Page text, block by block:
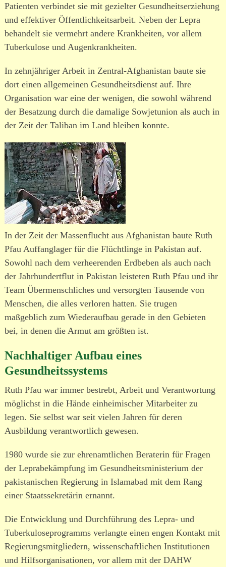
Patienten verbindet sie mit gezielter Gesundheitserziehung
und effek­tiver Öffentlichkeitsarbeit. Neben der Lepra
behandelt sie vermehrt andere Krankheiten, vor allem
Tuberkulose und Augenkrankheiten.
In zehn­jäh­riger Arbeit in Zentral-Afghanistan baute sie
dort einen allge­meinen Gesundheitsdienst auf. Ihre
Organisation war eine der wenigen, die sowohl während
der Besatzung durch die damalige Sowjetunion als auch in
der Zeit der Taliban im Land bleiben konnte.
In der Zeit der Massenflucht aus Afghanistan baute Ruth
Pfau Auffanglager für die Flüchtlinge in Pakistan auf.
Sowohl nach dem verhee­renden Erdbeben als auch nach
der Jahrhundertflut in Pakistan leis­teten Ruth Pfau und ihr
Team Übermenschliches und versorgten Tausende von
Menschen, die alles verloren hatten. Sie trugen
maßgeblich zum Wiederaufbau gerade in den Gebieten
bei, in denen die Armut am größten ist.
Nachhaltiger Aufbau eines
Gesundheitssystems
Ruth Pfau war immer bestrebt, Arbeit und Verantwortung
möglichst in die Hände einhei­mi­scher Mitarbeiter zu
legen. Sie selbst war seit vielen Jahren für deren
Ausbildung verant­wortlich gewesen.
1980 wurde sie zur ehren­amt­lichen Beraterin für Fragen
der Leprabekämpfung im Gesundheitsministerium der
pakis­ta­ni­schen Regierung in Islamabad mit dem Rang
einer Staatssekretärin ernannt.
Die Entwicklung und Durchführung des Lepra- und
Tuberkuloseprogramms verlangte einen engen Kontakt mit
Regierungsmitgliedern, wissen­schaft­lichen Institutionen
und Hilfsorganisationen, vor allem mit der DAHW